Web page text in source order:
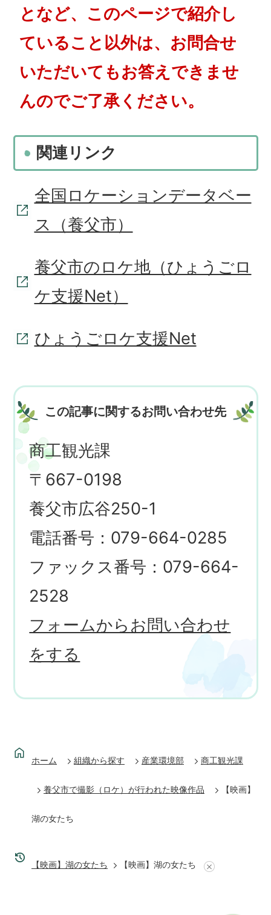
となど、このページで紹介し
ていること以外は、お問合せ
いただいてもお答えできませ
んのでご了承ください。
関連リンク
全国ロケーションデータベー
ス（養父市）
養父市のロケ地（ひょうごロ
ケ支援Net）
ひょうごロケ支援Net
この記事に関するお問い合わせ先
商工観光課
〒667-0198
養父市広谷250-1
電話番号：079-664-0285
ファックス番号：079-664-
2528
フォームからお問い合わせ
をする
ホーム 組織から探す 産業環境部 商工観光課
養父市で撮影（ロケ）が行われた映像作品 【映画】
湖の女たち
【映画】湖の女たち 【映画】湖の女たち